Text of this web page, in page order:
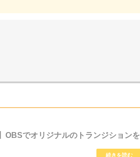
OBSでオリジナルのトランジションを